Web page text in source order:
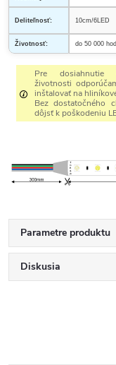
Deliteľnosť: 10cm/6LED
Životnosť: do 50 000
Pre dosiahnutie
životnosti
inštalovať na
Bez dostatočného
dôjsť k poškodeniu
Parametre produktu
Diskusia